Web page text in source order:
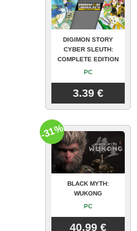
DIGIMON STORY
CYBER SLEUTH:
COMPLETE EDITION
PC
3.39 €
BLACK MYTH:
WUKONG
PC
40.99 €
-31%